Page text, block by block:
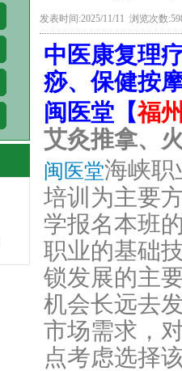
发表时间:2025/11/11 浏览次数
中医康复理
痧、保健按
闽医堂【福
艾灸推拿、
闽医堂海峡职
培训为主要
学报名本班
职业的基础
锁发展的主
机会长远去
市场需求，
点考虑选择